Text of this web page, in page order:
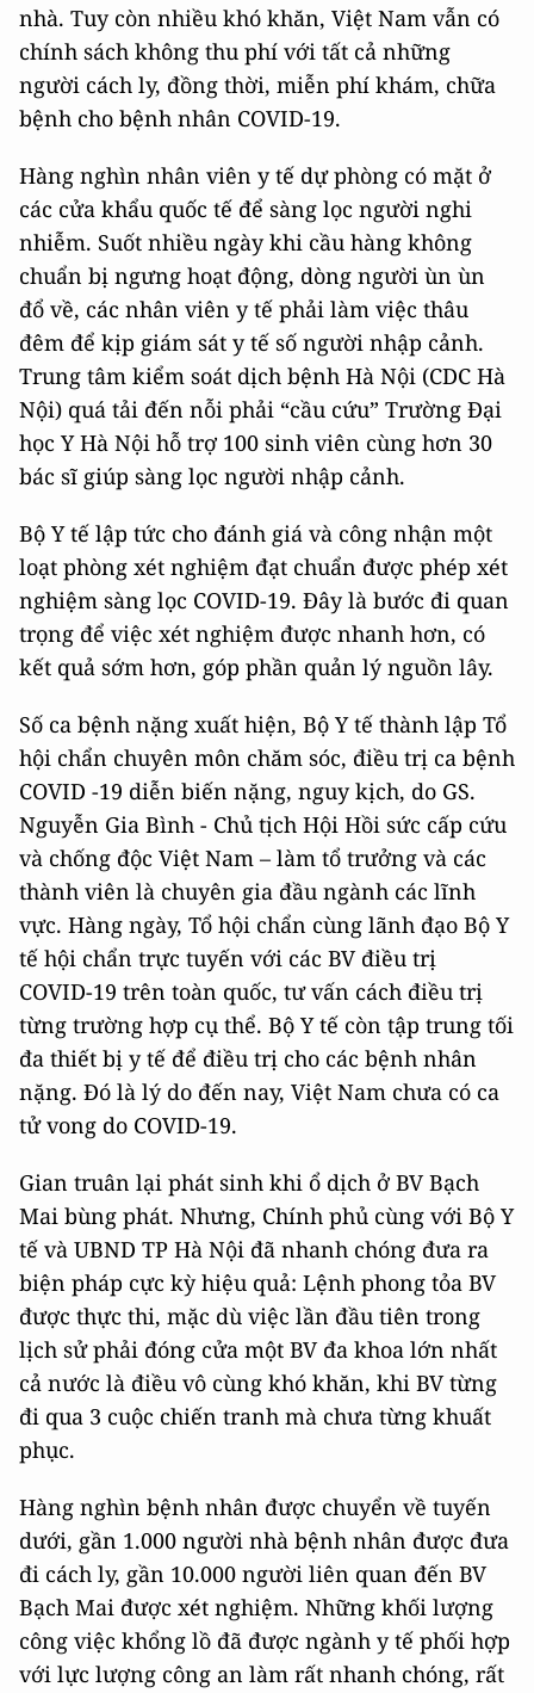
nhà. Tuy còn nhiều khó khăn, Việt Nam vẫn có
chính sách không thu phí với tất cả những
người cách ly, đồng thời, miễn phí khám, chữa
bệnh cho bệnh nhân COVID-19.
Hàng nghìn nhân viên y tế dự phòng có mặt ở
các cửa khẩu quốc tế để sàng lọc người nghi
nhiễm. Suốt nhiều ngày khi cầu hàng không
chuẩn bị ngưng hoạt động, dòng người ùn ùn
đổ về, các nhân viên y tế phải làm việc thâu
đêm để kịp giám sát y tế số người nhập cảnh.
Trung tâm kiểm soát dịch bệnh Hà Nội (CDC Hà
Nội) quá tải đến nỗi phải “cầu cứu” Trường Đại
học Y Hà Nội hỗ trợ 100 sinh viên cùng hơn 30
bác sĩ giúp sàng lọc người nhập cảnh.
Bộ Y tế lập tức cho đánh giá và công nhận một
loạt phòng xét nghiệm đạt chuẩn được phép xét
nghiệm sàng lọc COVID-19. Đây là bước đi quan
trọng để việc xét nghiệm được nhanh hơn, có
kết quả sớm hơn, góp phần quản lý nguồn lây.
Số ca bệnh nặng xuất hiện, Bộ Y tế thành lập Tổ
hội chẩn chuyên môn chăm sóc, điều trị ca bệnh
COVID -19 diễn biến nặng, nguy kịch, do GS.
Nguyễn Gia Bình - Chủ tịch Hội Hồi sức cấp cứu
và chống độc Việt Nam – làm tổ trưởng và các
thành viên là chuyên gia đầu ngành các lĩnh
vực. Hàng ngày, Tổ hội chẩn cùng lãnh đạo Bộ Y
tế hội chẩn trực tuyến với các BV điều trị
COVID-19 trên toàn quốc, tư vấn cách điều trị
từng trường hợp cụ thể. Bộ Y tế còn tập trung tối
đa thiết bị y tế để điều trị cho các bệnh nhân
nặng. Đó là lý do đến nay, Việt Nam chưa có ca
tử vong do COVID-19.
Gian truân lại phát sinh khi ổ dịch ở BV Bạch
Mai bùng phát. Nhưng, Chính phủ cùng với Bộ Y
tế và UBND TP Hà Nội đã nhanh chóng đưa ra
biện pháp cực kỳ hiệu quả: Lệnh phong tỏa BV
được thực thi, mặc dù việc lần đầu tiên trong
lịch sử phải đóng cửa một BV đa khoa lớn nhất
cả nước là điều vô cùng khó khăn, khi BV từng
đi qua 3 cuộc chiến tranh mà chưa từng khuất
phục.
Hàng nghìn bệnh nhân được chuyển về tuyến
dưới, gần 1.000 người nhà bệnh nhân được đưa
đi cách ly, gần 10.000 người liên quan đến BV
Bạch Mai được xét nghiệm. Những khối lượng
công việc khổng lồ đã được ngành y tế phối hợp
với lực lượng công an làm rất nhanh chóng, rất